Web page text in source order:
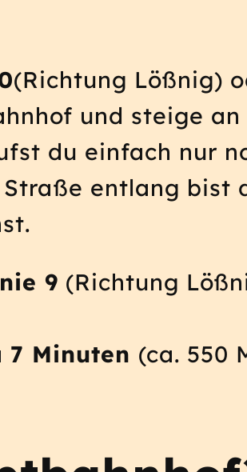
(Richtung Lößnig)
und steige an
du einfach nur
entlang bist
9 (Richtung
7 Minuten (ca. 550